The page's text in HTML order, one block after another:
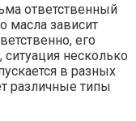
ответственный
масла зависит
его
ситуация несколько
в разных
различные типы